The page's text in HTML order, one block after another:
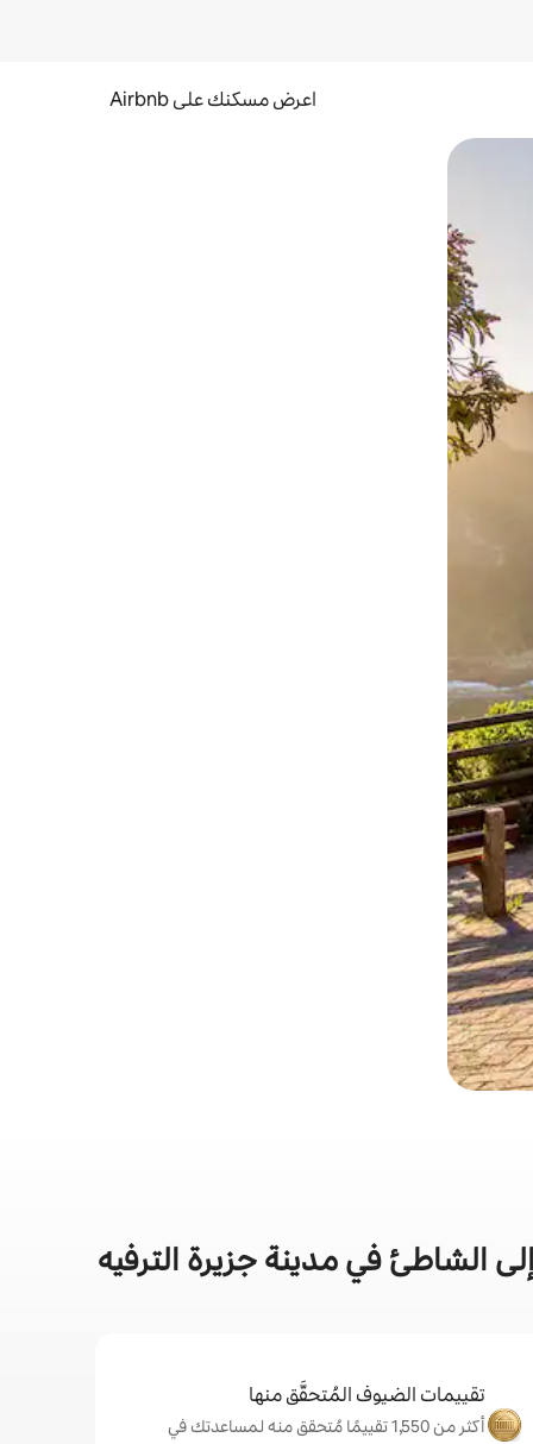
اعرض مسكنك على Airbnb
الشاطئ في مدينة جزيرة الترفيه
تقييمات الضيوف المُتحقَّق منها
أكثر من 1,550 تقييمًا مُتحقق منه لمساعدتك في